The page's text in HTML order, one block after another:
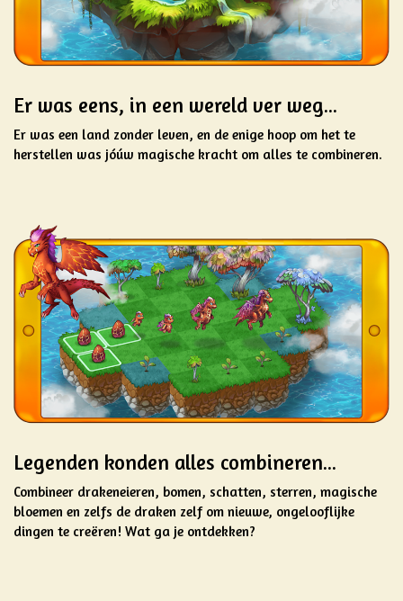
Er was eens, in een wereld ver weg...
Er was een land zonder leven, en de enige hoop om het te
herstellen was jóúw magische kracht om alles te combineren.
Legenden konden alles combineren...
Combineer drakeneieren, bomen, schatten, sterren, magische
bloemen en zelfs de draken zelf om nieuwe, ongelooflijke
dingen te creëren! Wat ga je ontdekken?